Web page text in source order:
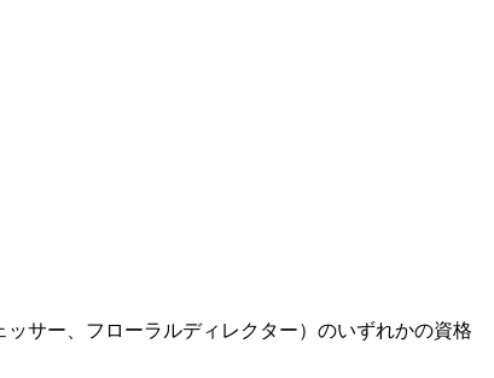
サー、フローラルディレクター）のいずれかの資格